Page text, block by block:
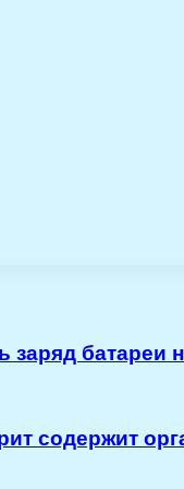
заряд батареи
содержит